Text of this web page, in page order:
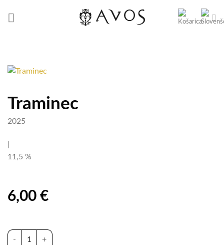
Traminec
2025
11,5 %
6,00 €
Traminec količina